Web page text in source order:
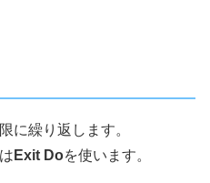
に繰り返します。
Exit Doを使います。